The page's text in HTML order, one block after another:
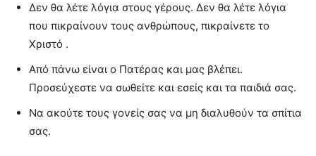
Δεν θα λέτε λόγια στους γέρους. Δεν θα λέτε λόγια
που πικραίνουν τους ανθρώπους, πικραίνετε το
Χριστό .
Από πάνω είναι ο Πατέρας και μας βλέπει.
Προσεύχεστε να σωθείτε και εσείς και τα παιδιά σας.
Να ακούτε τους γονείς σας να μη διαλυθούν τα σπίτια
σας.